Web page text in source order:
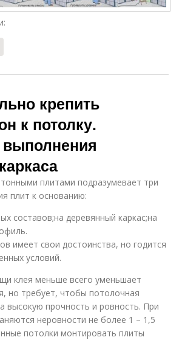
крепить
к потолку.
плитами подразумевает три
плит к основанию:
составов;на деревянный каркас;на
имеет свои достоинства, но годится
условий.
клея меньше всего уменьшает
но требует, чтобы потолочная
высокую прочность и ровность. При
неровности не более 1 – 1,5
потолки монтировать плиты